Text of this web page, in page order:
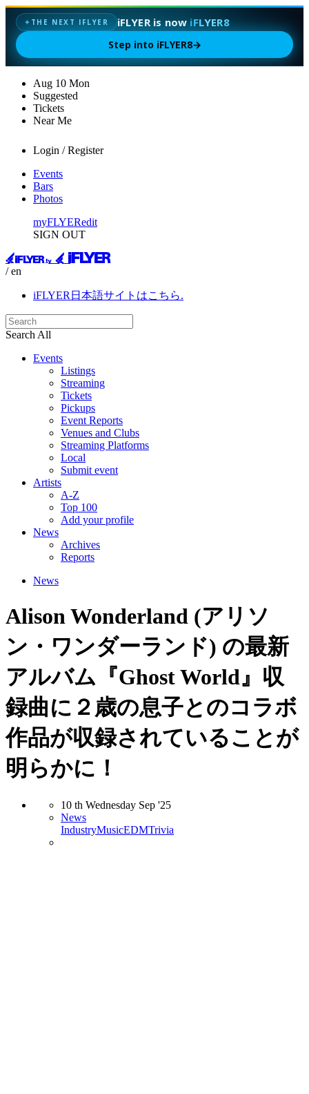
✦ THE NEXT IFLYER iFLYER is nowiFLYER8
Step into iFLYER8→
Aug 10 Mon
Suggested
Tickets
Near Me
Login / Register
Events
Bars
Photos
myFLYERedit
SIGN OUT
/ en
iFLYER日本語サイトはこちら.
Search All
Events
Listings
Streaming
Tickets
Pickups
Event Reports
Venues and Clubs
Streaming Platforms
Local
Submit event
Artists
A-Z
Top 100
Add your profile
News
Archives
Reports
News
Alison Wonderland (アリソ
ン・ワンダーランド) の最新
アルバム『Ghost World』収
録曲に２歳の息子とのコラボ
作品が収録されていることが
明らかに！
10 th Wednesday Sep '25
News
IndustryMusicEDMTrivia